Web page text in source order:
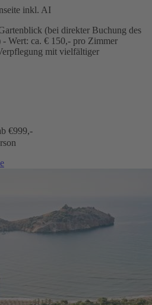
inkl. AI
(bei direkter Buchung des
Wert: ca. € 150,- pro Zimmer
mit vielfältiger
€999,-